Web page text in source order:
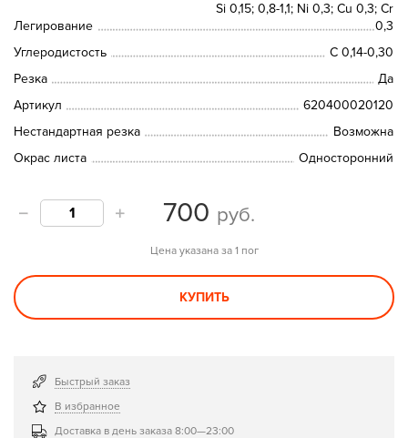
Легирование
Si 0,15; 0,8-1,1; Ni 0,3; Сu 0,3; Cr
0,3
Углеродистость
C 0,14-0,30
Резка
Да
Артикул
620400020120
Нестандартная резка
Возможна
Окрас листа
Односторонний
700 руб.
Цена указана за 1 пог
КУПИТЬ
Быстрый заказ
В избранное
Доставка в день заказа 8:00—23:00